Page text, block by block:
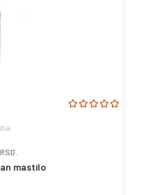
RSD.
mastilo